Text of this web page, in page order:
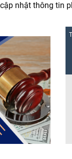
nhật thông tin